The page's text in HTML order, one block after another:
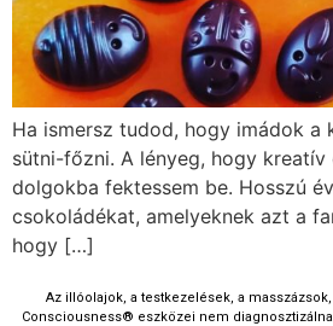
Ha ismersz tudod, hogy imádok a
sütni-főzni. A lényeg, hogy kreatív
dolgokba fektessem be. Hosszú
csokoládékat, amelyeknek azt a
hogy […]
Az illóolajok, a testkezelések, a
Consciousness®‎ eszközei nem